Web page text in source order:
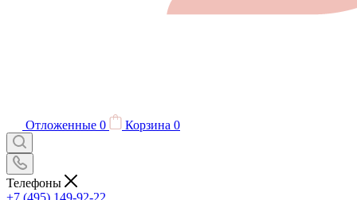
Отложенные 0 Корзина 0
Телефоны
+7 (495) 149-92-22